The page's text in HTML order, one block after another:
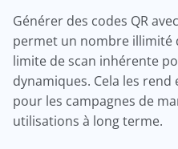
Générer des codes QR
permet un nombre illimité
limite de scan inhérente
dynamiques. Cela les
pour les campagnes de
utilisations à long terme.